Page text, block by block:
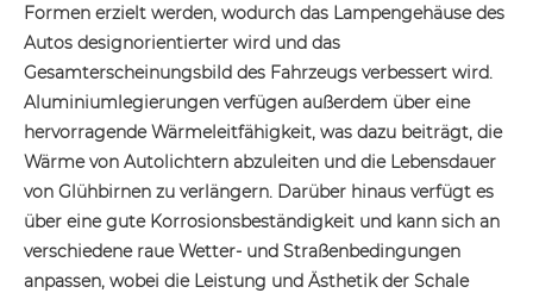
Formen erzielt werden, wodurch das Lampengehäuse des
Autos designorientierter wird und das
Gesamterscheinungsbild des Fahrzeugs verbessert wird.
Aluminiumlegierungen verfügen außerdem über eine
hervorragende Wärmeleitfähigkeit, was dazu beiträgt, die
Wärme von Autolichtern abzuleiten und die Lebensdauer
von Glühbirnen zu verlängern. Darüber hinaus verfügt es
über eine gute Korrosionsbeständigkeit und kann sich an
verschiedene raue Wetter- und Straßenbedingungen
anpassen, wobei die Leistung und Ästhetik der Schale